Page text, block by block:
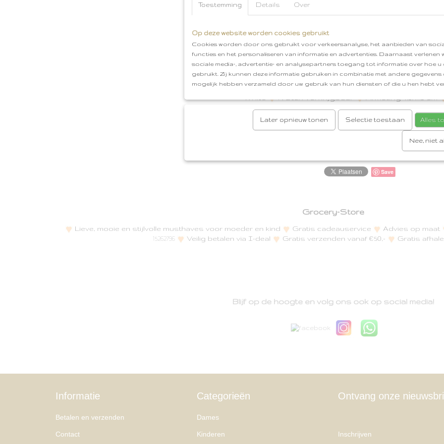
monddoekjes te vinden.
babykamertje met te stylen. Je kunt ook een mooi
samenstellen voor een zwangerschap,
geboorte. Maak gebruik van onze gratis
zorgen ervoor dat het een mooi pakketje wordt
weggeven.
Jollein Hydrofiele Multidoek
Print: takjes met
Afhalen in Oud-Beijerland
Gratis verzenden
Save
Grocery-Store
Lieve, mooie en stijlvolle musthaves voor moeder en kind Gratis cadeauservice Advies op maat
15262796
Veilig betalen via I-deal Gratis verzenden vanaf €50,- Gratis
Blijf op de hoogte en volg ons ook op social media!
Informatie
Betalen en verzenden
Contact
Categorieën
Dames
Kinderen
Ontvang onze
Inschrijven
Toestemming Details Over
Op deze website worden cookies gebruikt
Cookies worden door ons gebruikt voor verkeersanalyse, het aanbieden van
functies en het personaliseren van informatie en advertenties. Daarnaast verlenen
sociale media-, advertentie- en analysepartners toegang tot informatie over hoe u
gebruikt. Zij kunnen deze informatie gebruiken in combinatie met andere gegevens
mogelijk hebben verzameld door uw gebruik van hun diensten of die u hen hebt
Later opnieuw tonen Selectie toestaan Alles
Nee, niet